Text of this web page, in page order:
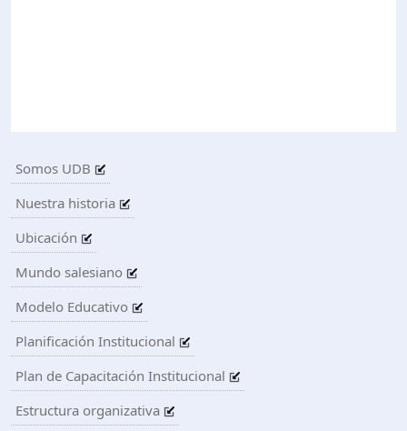
Somos UDB
Nuestra historia
Ubicación
Mundo salesiano
Modelo Educativo
Planificación Institucional
Plan de Capacitación Institucional
Estructura organizativa